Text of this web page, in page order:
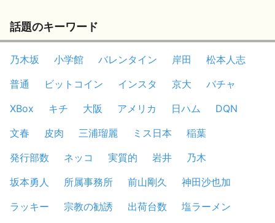
話題のキーワード
乃木坂 小学館 バレンタイン 岸田
松本人志
普通
ビットコイン インスタ 京大
バチャ
XBox
キチ 大阪 アメリカ 日ハム
DQN
文春
皮肉 三浦瑠麗 ミス日本
稲葉
発行部数
ネッコ 実質的 岩井
乃木
坂本勇人
所属事務所 前山剛久
神田沙也加
ラッキー
宗教の勧誘 出荷台数
塩ラーメン